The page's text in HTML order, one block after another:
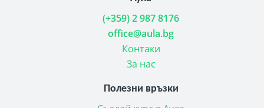
(+359) 2 987 8176
office@aula.bg
Контаки
За нас
Полезни връзки